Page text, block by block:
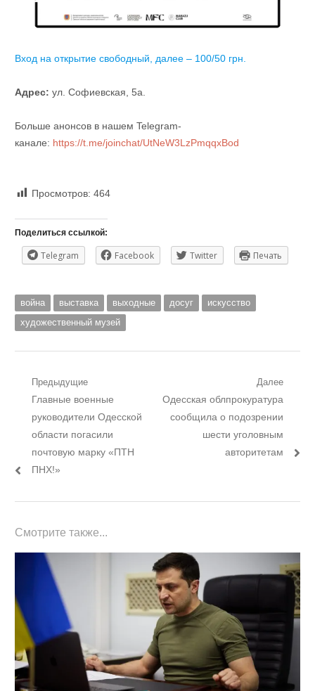
Вход на открытие свободный, далее – 100/50 грн.
Адрес: ул. Софиевская, 5а.
Больше анонсов в нашем Telegram-
канале: https://t.me/joinchat/UtNeW3LzPmqqxBod
Просмотров: 464
Поделиться ссылкой:
Telegram Facebook Twitter Печать
война выставка выходные досуг
искусство
художественный музей
Навигация
записям
Предыдущие
Предыдущий
пост:
Главные военные
руководители Одесской
области погасили
почтовую марку «ПТН
ПНХ!»
Далее
Следующий
пост:
Одесская облпрокуратура
сообщила о подозрении
шести уголовным
авторитетам
Смотрите также...